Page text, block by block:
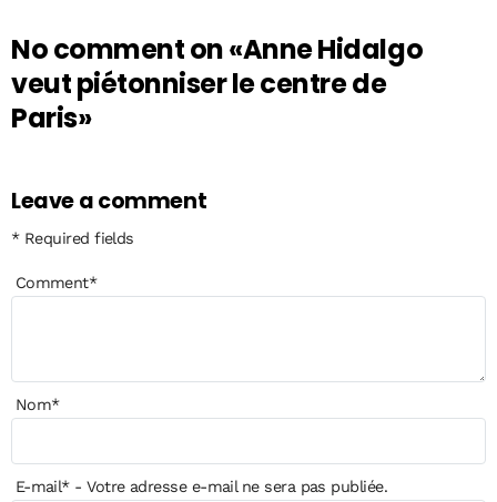
No comment on«Anne Hidalgo
veut piétonniser le centre de
Paris»
Leave a comment
* Required fields
Comment*
Nom*
E-mail*- Votre adresse e-mail ne sera pas publiée.